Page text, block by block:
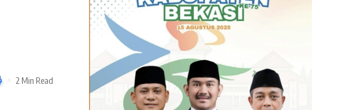
2 Min Read